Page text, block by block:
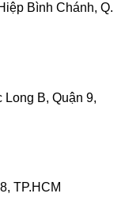
Bình Chánh, Q.
B, Quận 9,
TP.HCM